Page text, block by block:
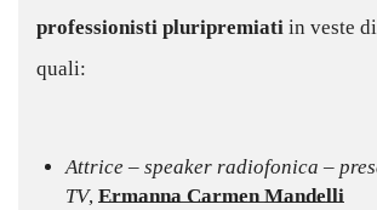
professionisti pluripremiati in veste
quali:
Attrice – speaker radiofonica –
TV, Ermanna Carmen Mandelli